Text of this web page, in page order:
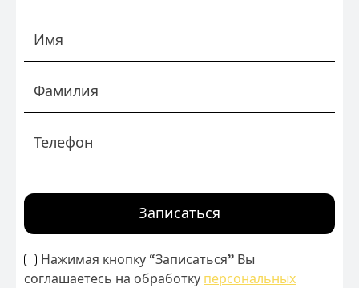
Записаться
Нажимая кнопку “Записаться” Вы
соглашаетесь на обработку персональных